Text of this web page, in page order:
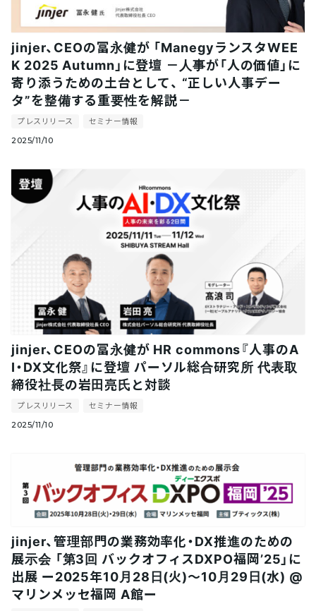
jinjer、CEOの冨永健が 「ManegyランスタWEE
K 2025 Autumn」に登壇 －人事が「人の価値」に
寄り添うための土台として、 “正しい人事デー
タ”を整備する重要性を解説－
プレスリリース セミナー情報
2025/11/10
jinjer、CEOの冨永健が HR commons『人事のA
I・DX文化祭』に登壇 パーソル総合研究所 代表取
締役社長の岩田亮氏と対談
プレスリリース セミナー情報
2025/11/10
jinjer、管理部門の業務効率化・DX推進のための
展示会 「第3回 バックオフィスDXPO福岡’25」に
出展 ー2025年10月28日(火)～10月29日(水) @
マリンメッセ福岡 A館ー